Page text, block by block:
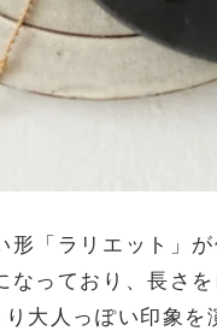
「ラリエット」が
っており、長さを
大人っぽい印象を